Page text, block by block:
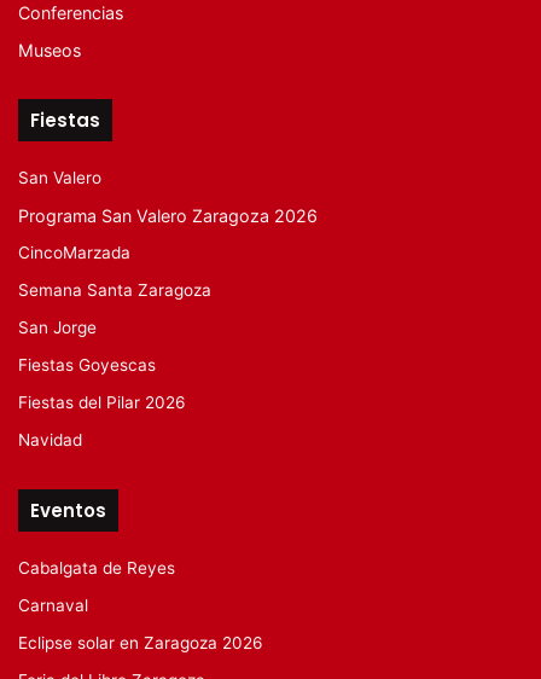
Conferencias
Museos
Fiestas
San Valero
Programa San Valero Zaragoza 2026
CincoMarzada
Semana Santa Zaragoza
San Jorge
Fiestas Goyescas
Fiestas del Pilar 2026
Navidad
Eventos
Cabalgata de Reyes
Carnaval
Eclipse solar en Zaragoza 2026